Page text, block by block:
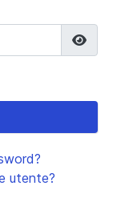
utente?